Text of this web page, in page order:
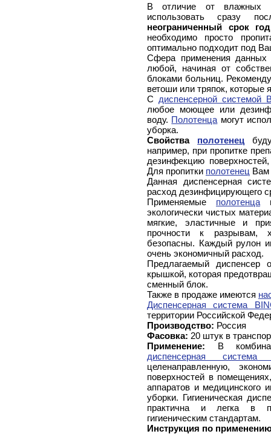
В отличие от влажных
использовать сразу
неограниченный срок
необходимо просто
оптимально подходит под
Сфера применения
любой, начиная от
блоками больниц.
ветоши или тряпок, которые
С диспенсерной системой
любое моющее или
воду. Полотенца могут
уборка.
Свойства полотенец
например, при пропитке
дезинфекцию
Для пропитки полотенец Вам
Данная диспенсерная
расход дезинфицирующего
Применяемые полотенца
экологически чистых
мягкие, эластичные и
прочности к разрывам,
безопасны. Каждый рулон
очень экономичный расход.
Предлагаемый диспенсер
крышкой, которая
сменный блок.
Также в продаже имеются
Диспенсерная система
территории Российской
Производство: Россия
Фасовка: 20 штук в
Применение: В
диспенсерная система
целенаправленную,
поверхностей в
аппаратов и медицинского
уборки. Гигиеническая
практична и легка в
гигиеническим стандартам.
Инструкция по